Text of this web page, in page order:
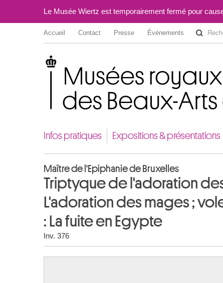
Le Musée Wiertz est temporairement fermé pour
Accueil Contact Presse Événements
Infos pratiques Expositions & présentations
Maître de l'Epiphanie de Bruxelles
Triptyque de l'adoration
L'adoration des mages ;
: La fuite en Egypte
Inv. 376